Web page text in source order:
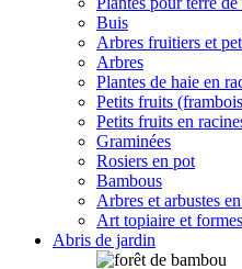
Buis
Arbres fruitiers et
Arbres
Plantes de haie en
Petits fruits
Petits fruits en
Graminées
Rosiers en pot
Bambous
Arbres et arbustes
Art topiaire et
Abris de jardin